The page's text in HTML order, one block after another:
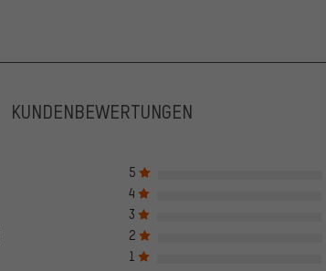
KUNDENBEWERTUNGEN
5
4
3
2
1